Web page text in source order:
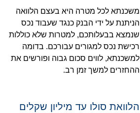
משכנתא לכל מטרה היא בעצם הלוואה
הניתנת על ידי הבנק כנגד שעבוד נכס
שנמצא בבעלותכם, למטרות שלא כוללות
רכישת נכס למגורים עבורכם. בדומה
למשכנתא, לווים סכום גבוה ופורשים את
ההחזרים למשך זמן רב.
הלוואת סולו עד מיליון שקלים